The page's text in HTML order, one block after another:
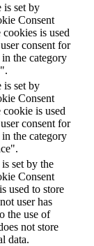
is set by
Consent
is used
consent for
the category
is set by
Consent
is used
consent for
the category
set by the
Consent
used to store
user has
the use of
not store
data.